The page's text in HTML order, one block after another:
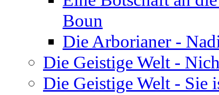
Boun
Die Arborianer -
Die Geistige Welt -
Die Geistige Welt - Sie